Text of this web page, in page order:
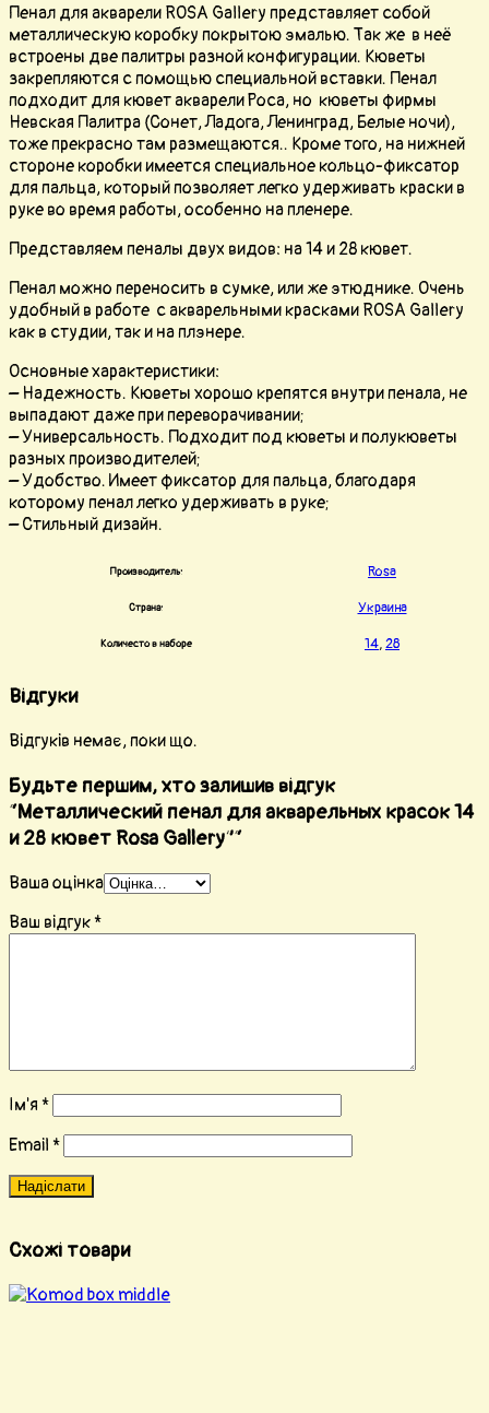
Пенал для акварели ROSA Gallery представляет собой
металлическую коробку покрытою эмалью. Так же в неё
встроены две палитры разной конфигурации. Кюветы
закрепляются с помощью специальной вставки. Пенал
подходит для кювет акварели Роса, но кюветы фирмы
Невская Палитра (Сонет, Ладога, Ленинград, Белые ночи),
тоже прекрасно там размещаются.. Кроме того, на нижней
стороне коробки имеется специальное кольцо-фиксатор
для пальца, который позволяет легко удерживать краски в
руке во время работы, особенно на пленере.
Представляем пеналы двух видов: на 14 и 28 кювет.
Пенал можно переносить в сумке, или же этюднике. Очень
удобный в работе с акварельными красками ROSA Gallery
как в студии, так и на плэнере.
Основные характеристики:
– Надежность. Кюветы хорошо крепятся внутри пенала, не
выпадают даже при переворачивании;
– Универсальность. Подходит под кюветы и полукюветы
разных производителей;
– Удобство. Имеет фиксатор для пальца, благодаря
которому пенал легко удерживать в руке;
– Стильный дизайн.
Производитель: Rosa
Страна: Украина
Количесто в наборе 14,28
Відгуки
Відгуків немає, поки що.
Будьте першим, хто залишив відгук
“Металлический пенал для акварельных красок 14
и 28 кювет Rosa Gallery”“
Ваша оцінка
Ваш відгук*
Ім'я *
Email *
Схожі товари